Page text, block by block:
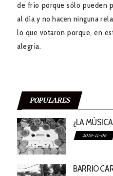
de frío porque sólo pueden
al día y no hacen ninguna
lo que votaron porque, en
alegría.
POPULARES
¿LA
2019-11-06
BARRIO